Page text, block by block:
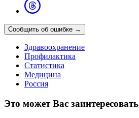
Сообщить об ошибке →
Здравоохранение
Профилактика
Статистика
Медицина
Россия
Это может Вас заинтересовать